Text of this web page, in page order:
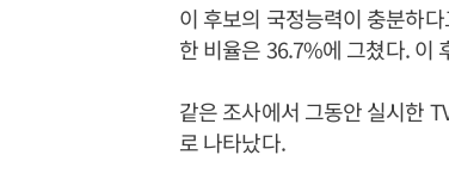
이 후보의 국정능력이 충분하
한 비율은 36.7%에 그쳤다. 이
같은 조사에서 그동안 실시한
로 나타났다.